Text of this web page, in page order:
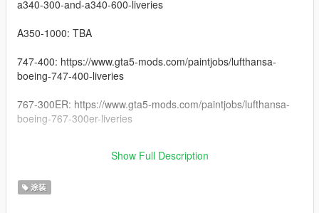
a340-300-and-a340-600-liveries
A350-1000: TBA
747-400: https://www.gta5-mods.com/paintjobs/lufthansa-
boeing-747-400-liveries
767-300ER: https://www.gta5-mods.com/paintjobs/lufthansa-
boeing-767-300er-liveries
mcdonnell-douglas-dc-10-liveries
Show Full Description
涂装